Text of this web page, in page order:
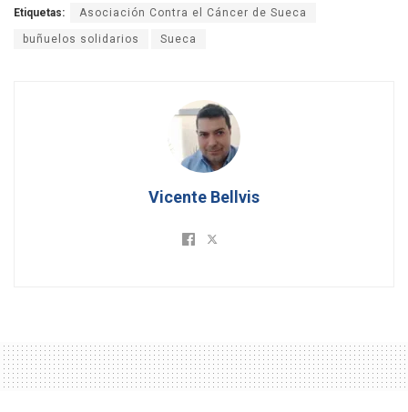
Etiquetas: Asociación Contra el Cáncer de Sueca
buñuelos solidarios Sueca
Vicente Bellvis